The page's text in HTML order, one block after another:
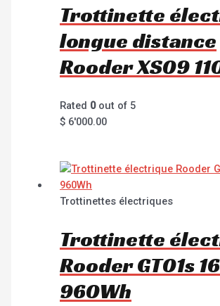
Trottinette
longue distance
Rooder XS09
Rated 0out of 5
$ 6'000.00
Trottinettes électriques
Trottinette
Rooder GT01s
960Wh